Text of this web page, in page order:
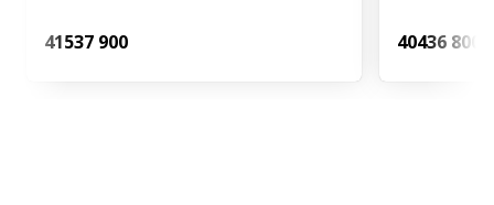
41537 900 40436 800